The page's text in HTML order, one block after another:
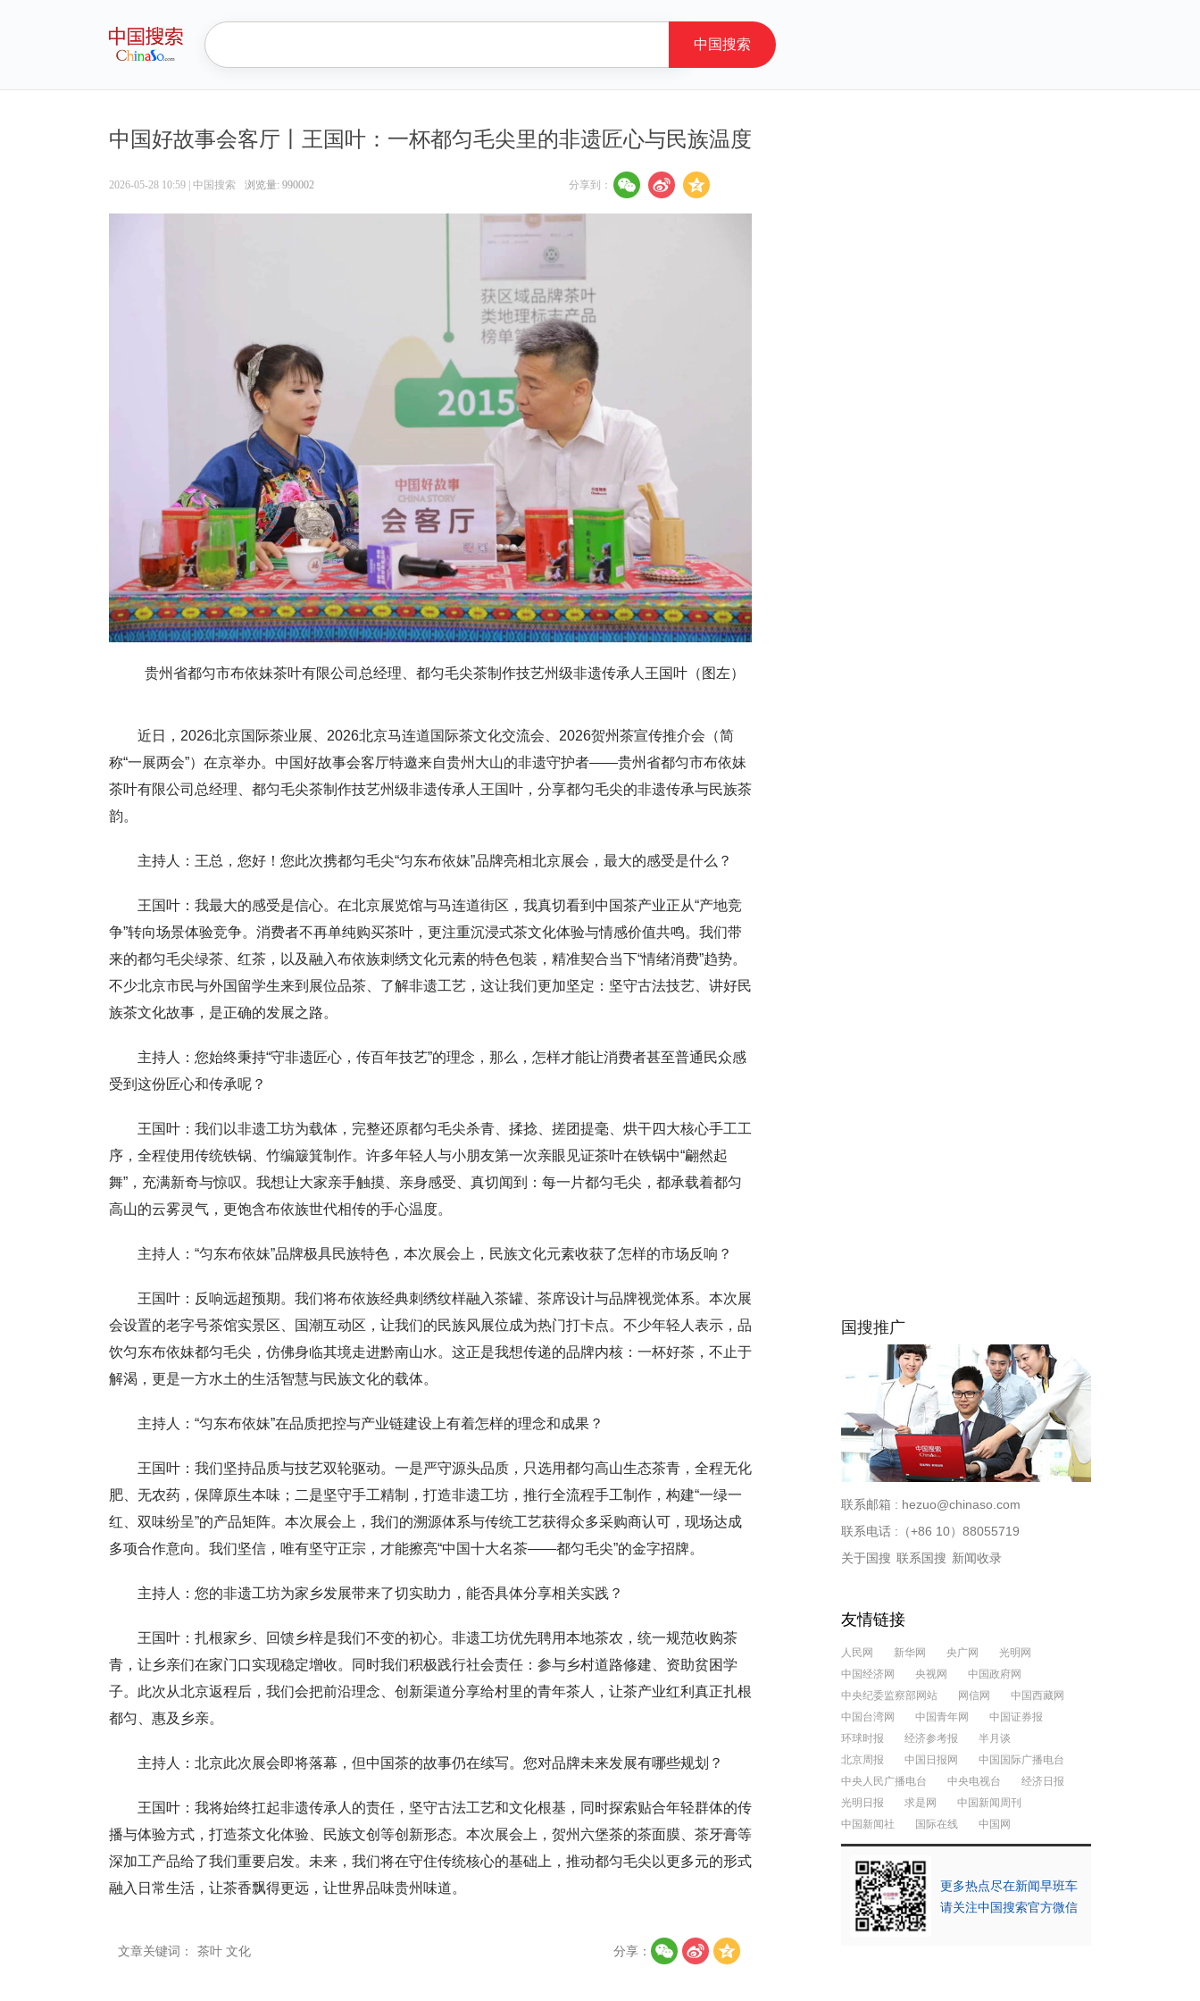
中国好故事会客厅丨王国叶：一杯都匀毛尖里的非遗匠心与民族温度
2026-05-28 10:59 中国搜索 浏览量: 990002 分享到：
贵州省都匀市布依妹茶叶有限公司总经理、都匀毛尖茶制作技艺州级非遗传承人王国叶（图左）
近日，2026北京国际茶业展、2026北京马连道国际茶文化交流会、2026贺州茶宣传推介会（简
称“一展两会”）在京举办。中国好故事会客厅特邀来自贵州大山的非遗守护者——贵州省都匀市布依妹
茶叶有限公司总经理、都匀毛尖茶制作技艺州级非遗传承人王国叶，分享都匀毛尖的非遗传承与民族茶
韵。
主持人：王总，您好！您此次携都匀毛尖“匀东布依妹”品牌亮相北京展会，最大的感受是什么？
王国叶：我最大的感受是信心。在北京展览馆与马连道街区，我真切看到中国茶产业正从“产地竞
争”转向场景体验竞争。消费者不再单纯购买茶叶，更注重沉浸式茶文化体验与情感价值共鸣。我们带
来的都匀毛尖绿茶、红茶，以及融入布依族刺绣文化元素的特色包装，精准契合当下“情绪消费”趋势。
不少北京市民与外国留学生来到展位品茶、了解非遗工艺，这让我们更加坚定：坚守古法技艺、讲好民
族茶文化故事，是正确的发展之路。
主持人：您始终秉持“守非遗匠心，传百年技艺”的理念，那么，怎样才能让消费者甚至普通民众感
受到这份匠心和传承呢？
王国叶：我们以非遗工坊为载体，完整还原都匀毛尖杀青、揉捻、搓团提毫、烘干四大核心手工工
序，全程使用传统铁锅、竹编簸箕制作。许多年轻人与小朋友第一次亲眼见证茶叶在铁锅中“翩然起
舞”，充满新奇与惊叹。我想让大家亲手触摸、亲身感受、真切闻到：每一片都匀毛尖，都承载着都匀
高山的云雾灵气，更饱含布依族世代相传的手心温度。
主持人：“匀东布依妹”品牌极具民族特色，本次展会上，民族文化元素收获了怎样的市场反响？
王国叶：反响远超预期。我们将布依族经典刺绣纹样融入茶罐、茶席设计与品牌视觉体系。本次展
会设置的老字号茶馆实景区、国潮互动区，让我们的民族风展位成为热门打卡点。不少年轻人表示，品
饮匀东布依妹都匀毛尖，仿佛身临其境走进黔南山水。这正是我想传递的品牌内核：一杯好茶，不止于
解渴，更是一方水土的生活智慧与民族文化的载体。
主持人：“匀东布依妹”在品质把控与产业链建设上有着怎样的理念和成果？
王国叶：我们坚持品质与技艺双轮驱动。一是严守源头品质，只选用都匀高山生态茶青，全程无化
肥、无农药，保障原生本味；二是坚守手工精制，打造非遗工坊，推行全流程手工制作，构建“一绿一
红、双味纷呈”的产品矩阵。本次展会上，我们的溯源体系与传统工艺获得众多采购商认可，现场达成
多项合作意向。我们坚信，唯有坚守正宗，才能擦亮“中国十大名茶——都匀毛尖”的金字招牌。
主持人：您的非遗工坊为家乡发展带来了切实助力，能否具体分享相关实践？
王国叶：扎根家乡、回馈乡梓是我们不变的初心。非遗工坊优先聘用本地茶农，统一规范收购茶
青，让乡亲们在家门口实现稳定增收。同时我们积极践行社会责任：参与乡村道路修建、资助贫困学
子。此次从北京返程后，我们会把前沿理念、创新渠道分享给村里的青年茶人，让茶产业红利真正扎根
都匀、惠及乡亲。
主持人：北京此次展会即将落幕，但中国茶的故事仍在续写。您对品牌未来发展有哪些规划？
王国叶：我将始终扛起非遗传承人的责任，坚守古法工艺和文化根基，同时探索贴合年轻群体的传
播与体验方式，打造茶文化体验、民族文创等创新形态。本次展会上，贺州六堡茶的茶面膜、茶牙膏等
深加工产品给了我们重要启发。未来，我们将在守住传统核心的基础上，推动都匀毛尖以更多元的形式
融入日常生活，让茶香飘得更远，让世界品味贵州味道。
文章关键词： 茶叶 文化 分享：
国搜推广
联系邮箱 : hezuo@chinaso.com
联系电话 :（+86 10）88055719
关于国搜 联系国搜 新闻收录
友情链接
人民网 新华网 央广网
光明网
中国经济网
央视网
中国政府网
中央纪委监察部网站
网信网
中国西藏网
中国台湾网
中国青年网
中国证券报
环球时报
经济参考报
半月谈
北京周报
中国日报网
中国国际广播电台
中央人民广播电台
中央电视台
经济日报
光明日报
求是网
中国新闻周刊
中国新闻社
国际在线 中国网
更多热点尽在新闻早班车
请关注中国搜索官方微信